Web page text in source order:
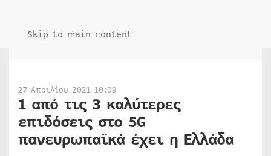
Skip to main content
27 Απριλίου 2021 10:09
1 από τις 3 καλύτερες
επιδόσεις στο 5G
πανευρωπαϊκά έχει η Ελλάδα